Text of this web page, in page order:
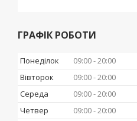
ГРАФІК РОБОТИ
Понеділок 09:00 20:00
Вівторок
09:00 20:00
Середа
09:00 20:00
Четвер
09:00 20:00